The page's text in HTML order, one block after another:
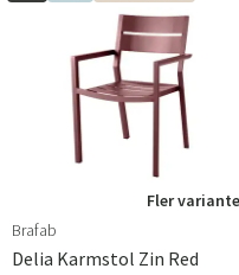
Fler
Brafab
Delia Karmstol Zin Red